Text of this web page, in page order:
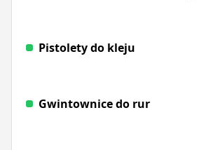
Pistolety do kleju
Gwintownice do rur